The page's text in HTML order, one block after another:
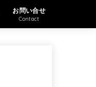
お問い合せ
Contact